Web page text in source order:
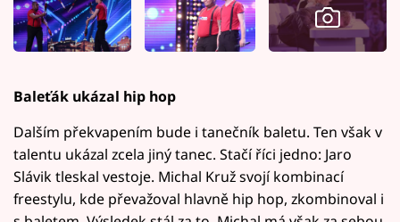
Baleťák ukázal hip hop
Dalším překvapením bude i tanečník baletu. Ten však v
talentu ukázal zcela jiný tanec. Stačí říci jedno: Jaro
Slávik tleskal vestoje. Michal Kruž svojí kombinací
freestylu, kde převažoval hlavně hip hop, zkombinoval i